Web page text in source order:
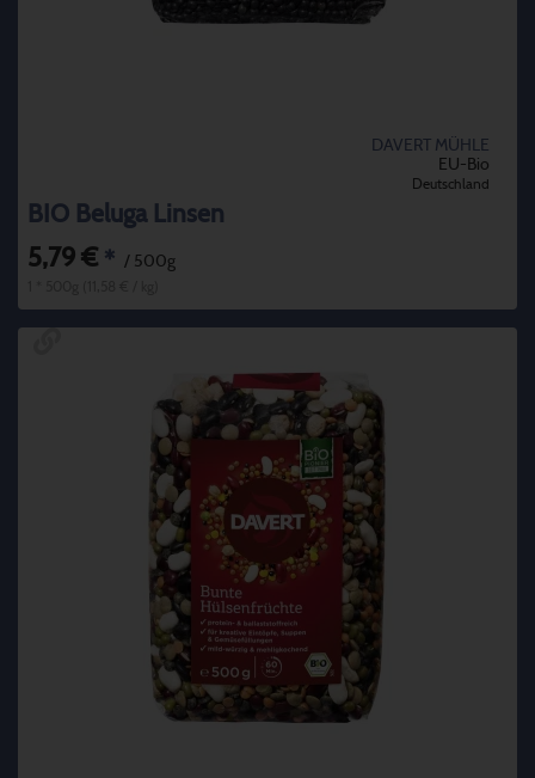
DAVERT MÜHLE
EU-Bio
Deutschland
BIO Beluga Linsen
5,79 € * / 500g